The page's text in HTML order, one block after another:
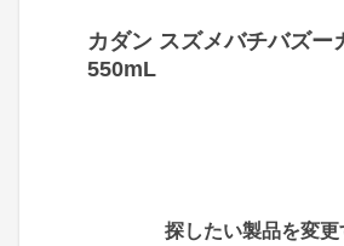
カダン スズメバチバズー
550mL
探したい製品を変更